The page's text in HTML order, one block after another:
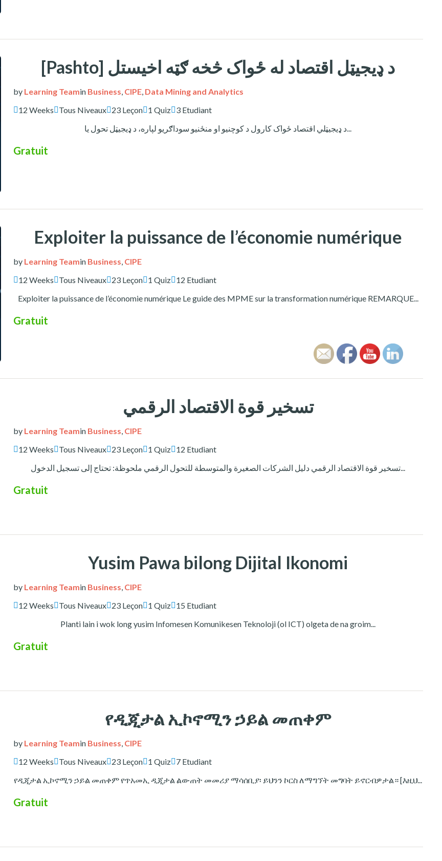
[Pashto] د ډیجیټل اقتصاد له ځواک څخه ګټه اخیستل
by Learning Teamin Business, CIPE, Data Mining and Analytics
12 Weeks
Tous Niveaux 23 Leçon 1 Quiz
3 Etudiant
د ډیجیټلي اقتصاد ځواک کارول د کوچنیو او منځنیو سوداګریو لپاره، د ډیجیټل تحول یا...
Gratuit
Exploiter la puissance de l’économie numérique
by Learning Teamin Business CIPE
12 Weeks
Tous Niveaux 23 Leçon 1 Quiz
12 Etudiant
Exploiter la puissance de l’économie numérique Le guide des MPME sur la transformation numérique REMARQUE...
Gratuit
تسخير قوة الاقتصاد الرقمي
by Learning Teamin Business, CIPE
12 Weeks
Tous Niveaux 23 Leçon 1 Quiz
12 Etudiant
تسخير قوة الاقتصاد الرقمي دليل الشركات الصغيرة والمتوسطة للتحول الرقمي ملحوظة: تحتاج إلى تسجيل الدخول...
Gratuit
Yusim Pawa bilong Dijital Ikonomi
by Learning Teamin Business, CIPE
12 Weeks
Tous Niveaux 23 Leçon 1 Quiz
15 Etudiant
Planti lain i wok long yusim Infomesen Komunikesen Teknoloji (ol ICT) olgeta de na groim...
Gratuit
የዲጂታል ኢኮኖሚን ኃይል መጠቀም
by Learning Teamin Business, CIPE
12 Weeks
Tous Niveaux 23 Leçon 1 Quiz
7 Etudiant
የዲጂታል ኢኮኖሚን ኃይል መጠቀም የጥአመኢ ዲጂታል ልውጠት መመሪያ ማሳሰቢያ፡ ይህንን ኮርስ ለማግኘት መግባት ይኖርብዎታል። [እዚህ...
Gratuit